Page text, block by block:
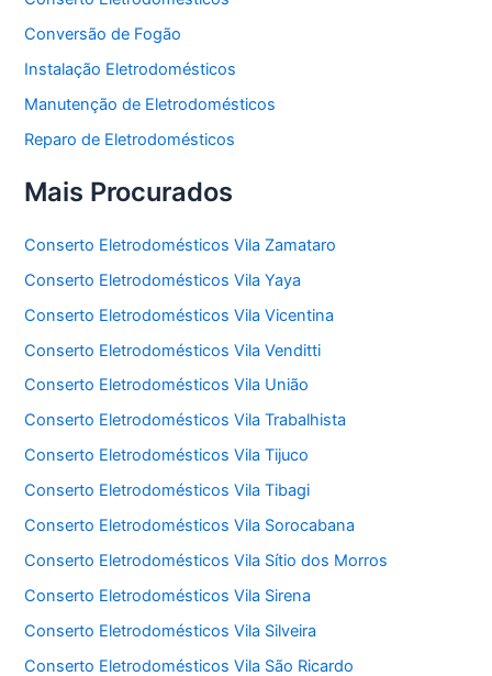
Conversão de Fogão
Instalação Eletrodomésticos
Manutenção de Eletrodomésticos
Reparo de Eletrodomésticos
Mais Procurados
Conserto Eletrodomésticos Vila Zamataro
Conserto Eletrodomésticos Vila Yaya
Conserto Eletrodomésticos Vila Vicentina
Conserto Eletrodomésticos Vila Venditti
Conserto Eletrodomésticos Vila União
Conserto Eletrodomésticos Vila Trabalhista
Conserto Eletrodomésticos Vila Tijuco
Conserto Eletrodomésticos Vila Tibagi
Conserto Eletrodomésticos Vila Sorocabana
Conserto Eletrodomésticos Vila Sítio dos Morros
Conserto Eletrodomésticos Vila Sirena
Conserto Eletrodomésticos Vila Silveira
Conserto Eletrodomésticos Vila São Ricardo